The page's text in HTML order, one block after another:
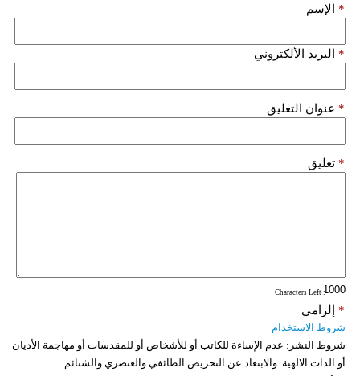
الإسم *
البريد الألكتروني *
عنوان التعليق *
تعليق *
: Characters Left
إلزامي *
شروط الاستخدام
شروط النشر: عدم الإساءة للكاتب أو للأشخاص أو للمقدسات أو مهاجمة الأديان
أو الذات الالهية. والابتعاد عن التحريض الطائفي والعنصري والشتائم.